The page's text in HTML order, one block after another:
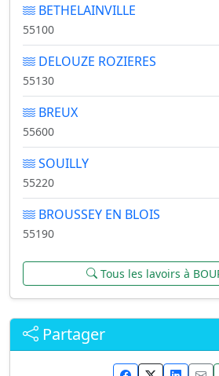
BETHELAINVILLE
55100
DELOUZE ROZIERES
55130
BREUX
55600
SOUILLY
55220
BROUSSEY EN BLOIS
55190
Tous les lavoirs à
Partager